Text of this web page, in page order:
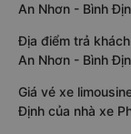
An Nhơn - Bình
Địa điểm trả
An Nhơn - Bình
Giá vé xe
Định của nhà xe